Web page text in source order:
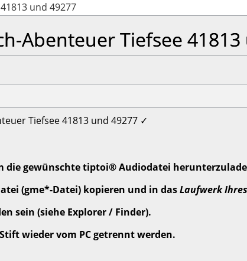
und 49277
Abenteuer Tiefsee 41813
Tiefsee 41813 und 49277 ✓
die gewünschte tiptoi® Audiodatei
(gme*-Datei) kopieren und in dasLaufwerk
sein (siehe Explorer / Finder).
wieder vom PC getrennt werden.